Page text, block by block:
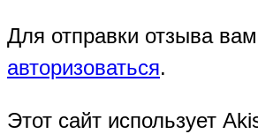
Для отправки отзыва
авторизоваться.
Этот сайт использует